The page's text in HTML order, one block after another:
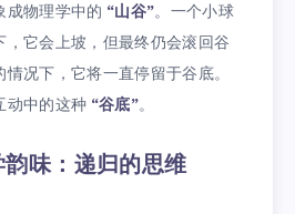
成物理学中的 “山谷”。一个小球
它会上坡，但最终仍会滚回谷
况下，它将一直停留于谷底。
动中的这种 “谷底”。
味：递归的思维